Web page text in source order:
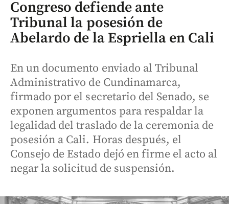
Congreso defiende ante
Tribunal la posesión de
Abelardo de la Espriella en Cali
En un documento enviado al Tribunal
Administrativo de Cundinamarca,
firmado por el secretario del Senado, se
exponen argumentos para respaldar la
legalidad del traslado de la ceremonia de
posesión a Cali. Horas después, el
Consejo de Estado dejó en firme el acto al
negar la solicitud de suspensión.